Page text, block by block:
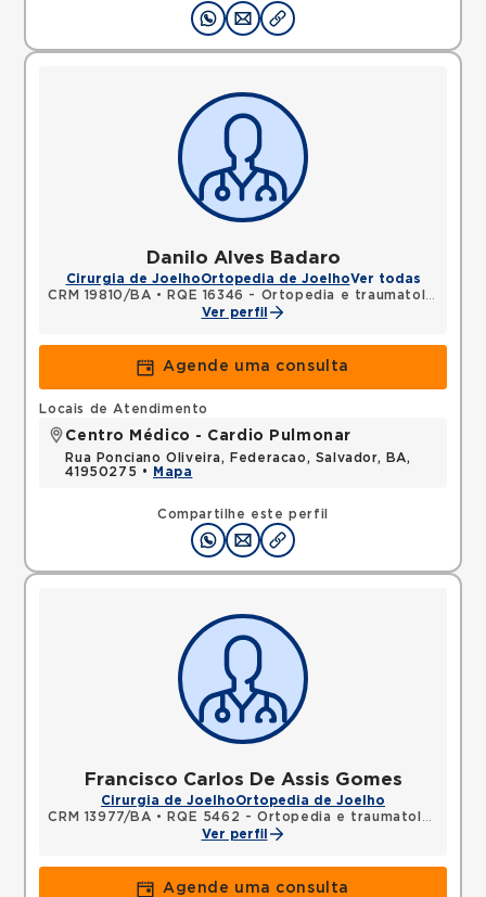
Danilo Alves Badaro
Cirurgia de JoelhoOrtopedia de JoelhoVer todas
CRM 19810/BA •
RQE 16346 - Ortopedia e traumatologia
Ver perfil
Agende uma consulta
Compartilhe este perfil
Locais de Atendimento
Centro Médico - Cardio Pulmonar
Rua Ponciano Oliveira, Federacao, Salvador, BA,
41950275 •
Mapa
Francisco Carlos De Assis Gomes
Cirurgia de JoelhoOrtopedia de Joelho
CRM 13977/BA •
RQE 5462 - Ortopedia e traumatologia
Ver perfil
Agende uma consulta